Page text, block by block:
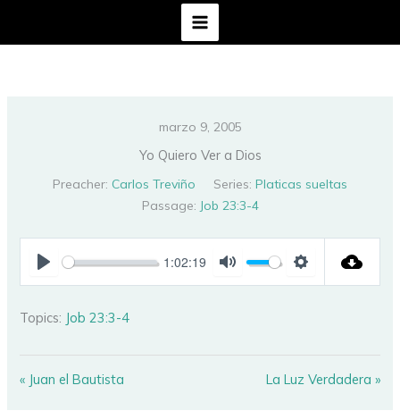
marzo 9, 2005
Yo Quiero Ver a Dios
Preacher: Carlos Treviño Series: Platicas sueltas
Passage: Job 23:3-4
PLAY
1:02:19
MUTE SETTINGS
Topics: Job 23:3-4
« Juan el Bautista La Luz Verdadera »